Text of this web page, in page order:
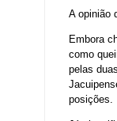
A opinião
Embora
como
pelas
posições.